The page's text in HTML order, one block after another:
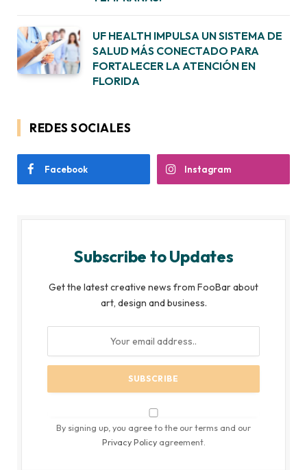
UF HEALTH IMPULSA UN SISTEMA DE
SALUD MÁS CONECTADO PARA
FORTALECER LA ATENCIÓN EN
FLORIDA
REDES SOCIALES
Facebook Instagram
Subscribe to Updates
Get the latest creative news from FooBar about
art, design and business.
By signing up, you agree to the our terms and our
Privacy Policyagreement.